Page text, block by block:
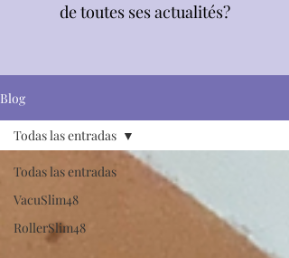
de toutes ses actualités?
Blog
Todas las entradas
VacuSlim48
RollerSlim48
Todas las entradas